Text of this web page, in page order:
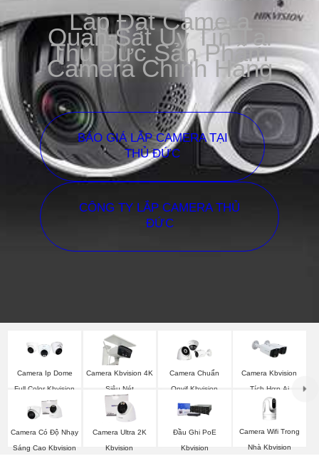
Lắp Đặt Camera
Quan Sát Uy Tín Tại
Thủ Đức Sản Phẩm
Camera Chính Hãng
BÁO GIÁ LẮP CAMERA TẠI
THỦ ĐỨC
CÔNG TY LẮP CAMERA THỦ
ĐỨC
Camera Ip Dome
Full Color Kbvision
Camera Kbvision 4K
Siêu Nét
Camera Chuẩn
Onvif Kbvision
Camera Kbvision
Tích Hợp Ai
Camera Có Độ Nhạy
Sáng Cao Kbvision
Camera Ultra 2K
Kbvision
Đầu Ghi PoE
Kbvision
Camera Wifi Trong
Nhà Kbvision